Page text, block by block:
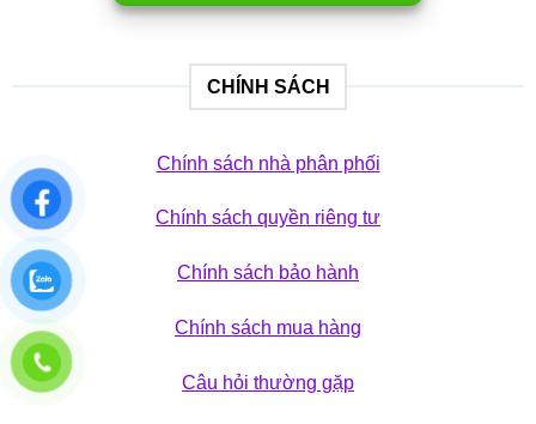
CHÍNH SÁCH
Chính sách nhà phân phối
Chính sách quyền riêng tư
Chính sách bảo hành
Chính sách mua hàng
Câu hỏi thường gặp